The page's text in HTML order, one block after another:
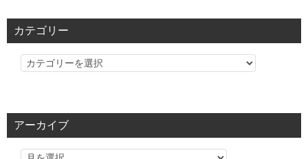
カテゴリー
カ
リ
アーカイブ